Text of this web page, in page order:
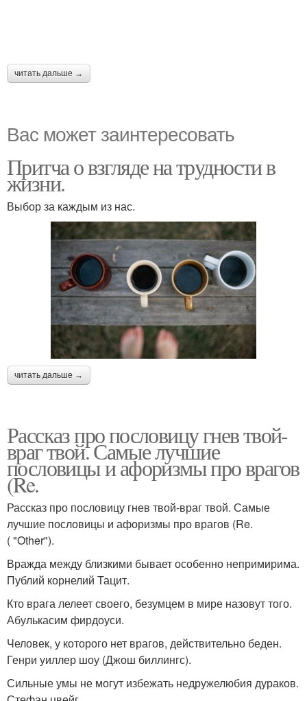
читать дальше →
Вас может заинтересовать
Притча о взгляде на трудности в
жизни.
Выбор за каждым из нас.
читать дальше →
Рассказ про пословицу гнев твой-
враг твой. Самые лучшие
пословицы и афоризмы про врагов
(Re.
Рассказ про пословицу гнев твой-враг твой. Самые
лучшие пословицы и афоризмы про врагов (Re.
( "Other").
Вражда между близкими бывает особенно непримирима.
Публий корнелий Тацит.
Кто врага лелеет своего, безумцем в мире назовут того.
Абулькасим фирдоуси.
Человек, у которого нет врагов, действительно беден.
Генри уиллер шоу (Джош биллингс).
Сильные умы не могут избежать недружелюбия дураков.